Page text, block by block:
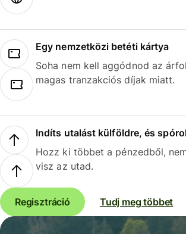
Egy nemzetközi betéti kártya
Soha nem kell aggódnod az
magas tranzakciós díjak miatt.
Indíts utalást külföldre, és
Hozz ki többet a pénzedből,
visz az utad.
Regisztráció Tudj meg többet